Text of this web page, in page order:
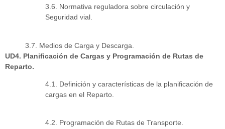
3.6. Normativa reguladora sobre circulación y
Seguridad vial.
3.7. Medios de Carga y Descarga.
UD4. Planificación de Cargas y Programación de Rutas de
Reparto.
4.1. Definición y características de la planificación de
cargas en el Reparto.
4.2. Programación de Rutas de Transporte.